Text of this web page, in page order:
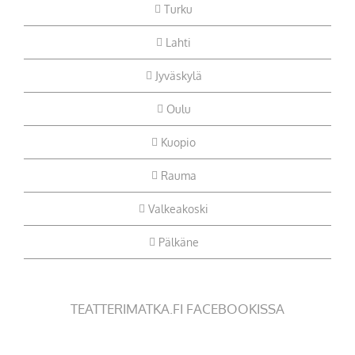
Turku
Lahti
Jyväskylä
Oulu
Kuopio
Rauma
Valkeakoski
Pälkäne
TEATTERIMATKA.FI FACEBOOKISSA